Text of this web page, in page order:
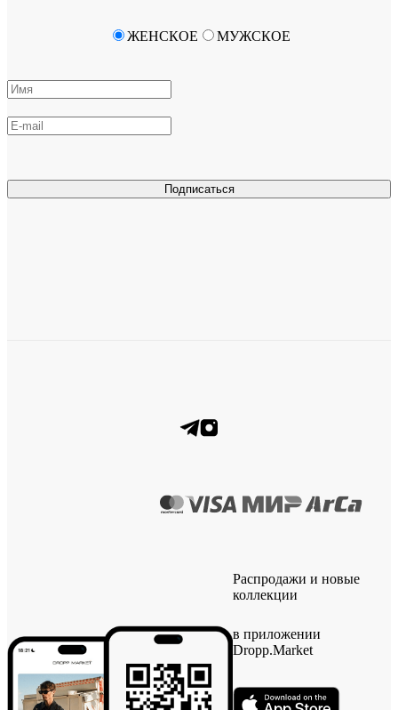
Подписаться
ЖЕНСКОЕ МУЖСКОЕ
Распродажи и новые
коллекции
в приложении
Dropp.Market